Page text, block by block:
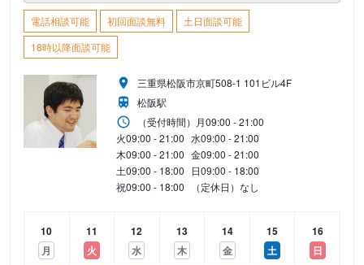
電話相談可能 初回面談無料
土日面談可能
18時以降面談可能
三重県松阪市京町508-1 101ビル4F
松阪駅
（受付時間） 月09:00 - 21:00
火09:00 - 21:00 水09:00 - 21:00
木09:00 - 21:00 金09:00 - 21:00
土09:00 - 18:00 日09:00 - 18:00
祝09:00 - 18:00 （定休日）なし
10
月
11
火
12
水
13
木
14
金
15
土
16
日